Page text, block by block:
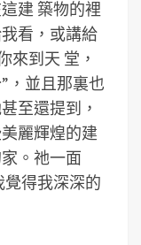
建 築物的裡
看，或講給
來到天 堂，
，並且那裏也
至還提到，
麗輝煌的建
。祂一面
得我深深的